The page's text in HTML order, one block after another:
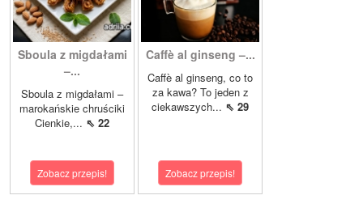
Sboula z migdałami
–...
Sboula z migdałami –
marokańskie chruściki
Cienkie,... ⇖ 22
Zobacz przepis!
Caffè al ginseng –...
Caffè al ginseng, co to
za kawa? To jeden z
ciekawszych... ⇖ 29
Zobacz przepis!